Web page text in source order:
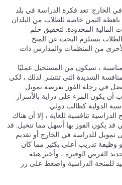
تعد فكرة الدراسة في بلد
الثمن خاصة للطلاب من البلدان
المحدودة. لتحقيق حلم
يستلزم البحث عن المنح
من المنظمات والمدارس ذات
، سيكون من المستحيل عمليًا
الشديدة التي تنتشر. لذلك ، لكي
رحلة الفوز بفرصة تمويل
المرء على دراية بالأسرار
الدولية كطالب دولي.
تنافسية للغاية ، إلا أن هناك
يكون الفوز بها أسهل مما تتخيل. قد
للدراسة في الخارج أو تقديم
تدريب أعلى بكثير مما كان
الوفيرة ، وأخبر هيئة
الدراسية واضغط على زر